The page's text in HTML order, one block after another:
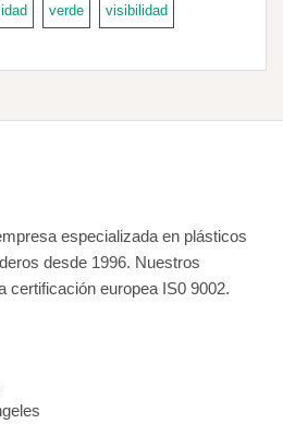
verde visibilidad
especializada en plásticos
desde 1996. Nuestros
certificación europea IS0 9002.